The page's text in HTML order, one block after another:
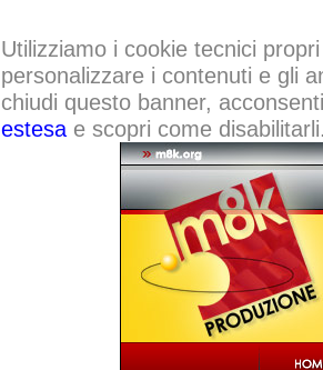
Utilizziamo i cookie tecnici
personalizzare i contenuti e gli
chiudi questo banner,
estesae scopri come